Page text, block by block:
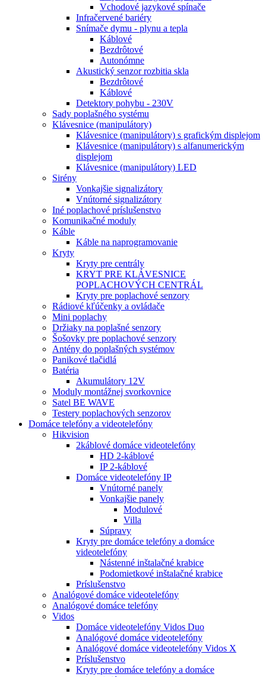
Vchodové jazykové spínače
Infračervené bariéry
Snímače dymu - plynu a tepla
Káblové
Bezdrôtové
Autonómne
Akustický senzor rozbitia skla
Bezdrôtové
Káblové
Detektory pohybu - 230V
Sady poplašného systému
Klávesnice (manipulátory)
Klávesnice (manipulátory) s grafickým displejom
Klávesnice (manipulátory) s alfanumerickým
displejom
Klávesnice (manipulátory) LED
Sirény
Vonkajšie signalizátory
Vnútorné signalizátory
Iné poplachové príslušenstvo
Komunikačné moduly
Káble
Káble na naprogramovanie
Kryty
Kryty pre centrály
KRYT PRE KLÁVESNICE
POPLACHOVÝCH CENTRÁL
Kryty pre poplachové senzory
Rádiové kľúčenky a ovládače
Mini poplachy
Držiaky na poplašné senzory
Šošovky pre poplachové senzory
Antény do poplašných systémov
Panikové tlačidlá
Batéria
Akumulátory 12V
Moduly montážnej svorkovnice
Satel BE WAVE
Testery poplachových senzorov
Domáce telefóny a videotelefóny
Hikvision
2káblové domáce videotelefóny
HD 2-káblové
IP 2-káblové
Domáce videotelefóny IP
Vnútorné panely
Vonkajšie panely
Modulové
Villa
Súpravy
Kryty pre domáce telefóny a domáce
videotelefóny
Nástenné inštalačné krabice
Podomietkové inštalačné krabice
Príslušenstvo
Analógové domáce videotelefóny
Analógové domáce telefóny
Vidos
Domáce videotelefóny Vidos Duo
Analógové domáce videotelefóny
Analógové domáce videotelefóny Vidos X
Príslušenstvo
Kryty pre domáce telefóny a domáce